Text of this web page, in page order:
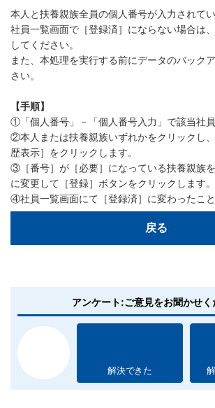
本人と扶養親族全員の個人番号が入力されて
社員一覧画面で［登録済］にならない場合は
してください。
また、本処理を実行する前にデータのバック
さい。
【手順】
①「個人番号」－「個人番号入力」で該当社員
②本人または扶養親族いずれかをクリックし
歴表示］をクリックします。
③［番号］が［必要］になっている扶養親族を
に変更して［登録］ボタンをクリックします。
④社員一覧画面にて［登録済］に変わったこと
戻る
アンケート:ご意見をお聞かせく
解決できた